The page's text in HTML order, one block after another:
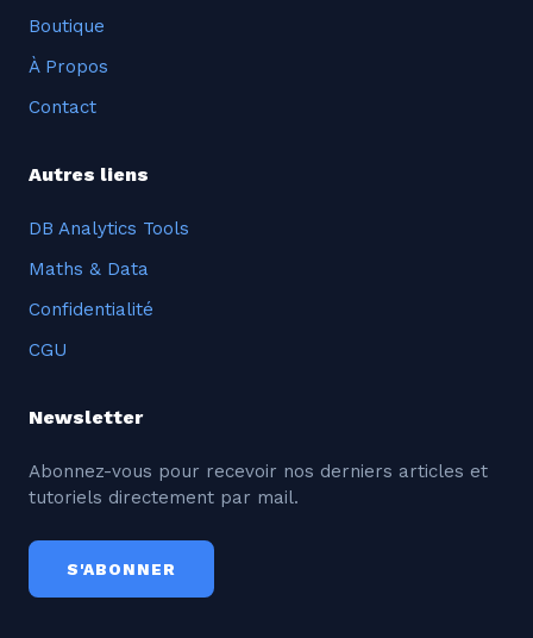
Boutique
À Propos
Contact
Autres liens
DB Analytics Tools
Maths & Data
Confidentialité
CGU
Newsletter
Abonnez-vous pour recevoir nos derniers articles et
tutoriels directement par mail.
S'ABONNER